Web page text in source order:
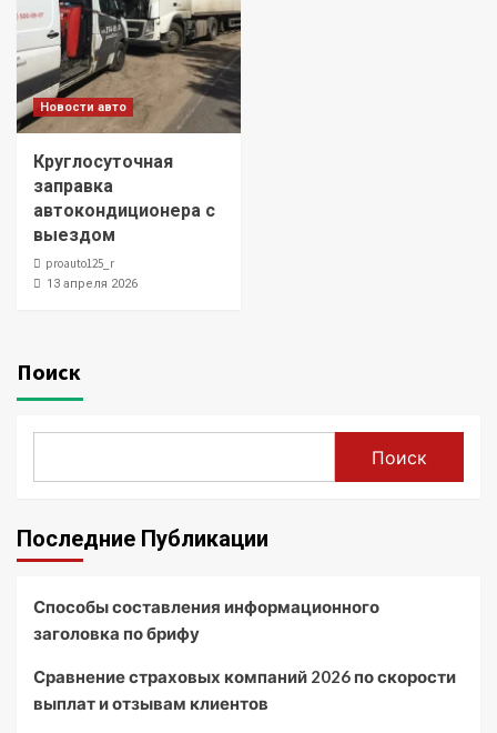
Новости авто
Круглосуточная
заправка
автокондиционера с
выездом
proauto125_r
13 апреля 2026
Поиск
Поиск
Последние Публикации
Способы составления информационного
заголовка по брифу
Сравнение страховых компаний 2026 по скорости
выплат и отзывам клиентов